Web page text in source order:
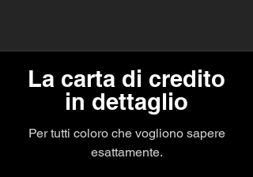
La carta di credito
in dettaglio
Per tutti coloro che vogliono sapere
esattamente.